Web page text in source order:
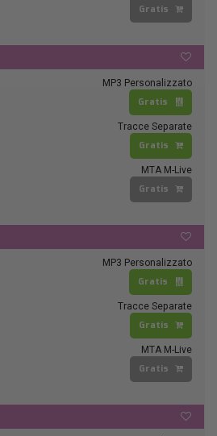
Gratis
MP3 Personalizzato
Gratis
Tracce Separate
Gratis
MTA M-Live
Gratis
MP3 Personalizzato
Gratis
Tracce Separate
Gratis
MTA M-Live
Gratis